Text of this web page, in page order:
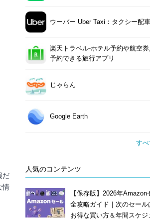
だ
情
ウーバー Uber Taxi：タクシー配
楽天トラベル-ホテル予約や航空
予約できる旅行アプリ
じゃらん
Google Earth
す
人気のコンテンツ
【保存版】2026年Amazon
全攻略ガイド｜次のセール
お得な買い方＆年間スケジ